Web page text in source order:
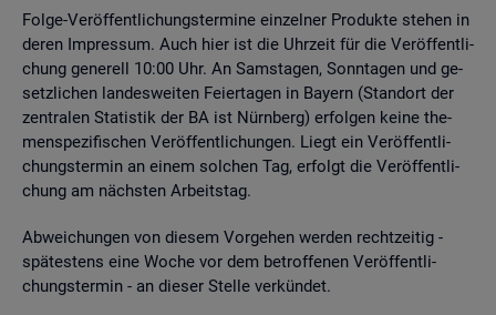
Folge-Ver­öf­fent­li­chungs­ter­mi­ne ein­zel­ner Pro­duk­te ste­hen in
deren Im­pres­sum. Auch hier ist die Uhr­zeit für die Ver­öf­fent­li­
chung ge­ne­rell 10:00 Uhr. An Sams­ta­gen, Sonn­ta­gen und ge­
setz­li­chen lan­des­wei­ten Fei­er­ta­gen in Bay­ern (Stand­ort der
zen­tra­len Sta­tis­tik der BA ist Nürn­berg) er­fol­gen keine the­
men­spe­zi­fi­schen Ver­öf­fent­li­chun­gen. Liegt ein Ver­öf­fent­li­
chungs­ter­min an einem sol­chen Tag, er­folgt die Ver­öf­fent­li­
chung am nächs­ten Ar­beits­tag.
Ab­wei­chun­gen von die­sem Vor­ge­hen wer­den recht­zei­tig -
spä­tes­tens eine Woche vor dem be­trof­fe­nen Ver­öf­fent­li­
chungs­ter­min - an die­ser Stel­le ver­kün­det.